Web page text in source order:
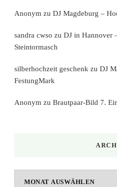
Anonym zu DJ Magdeburg –
sandra cwso zu DJ in Hannover
Steintormasch
silberhochzeit geschenk zu DJ
FestungMark
Anonym zu Brautpaar-Bild 7.